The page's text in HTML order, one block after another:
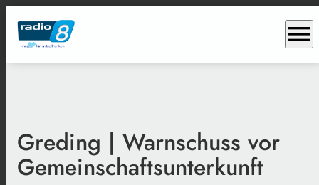
menu
Greding | Warnschuss vor
Gemeinschaftsunterkunft